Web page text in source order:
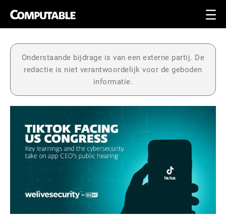
Onderstaande bijdrage is van een externe partij. De
redactie is niet verantwoordelijk voor de geboden
informatie.